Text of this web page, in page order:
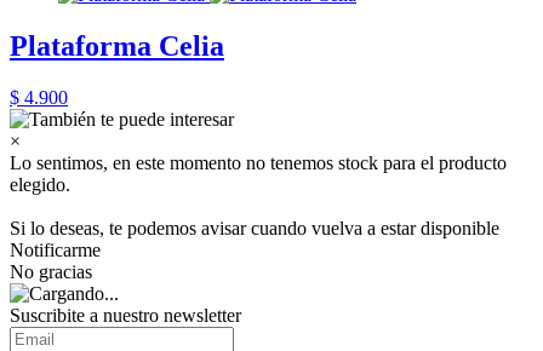
Plataforma Celia
$ 4.900
×
Lo sentimos, en este momento no tenemos stock para el producto
elegido.
Si lo deseas, te podemos avisar cuando vuelva a estar disponible
Notificarme
No gracias
Suscribite a nuestro newsletter